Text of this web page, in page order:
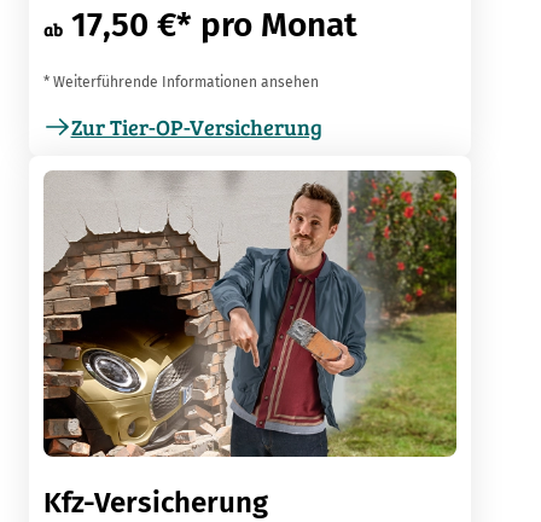
ab 17,50 €* pro Monat
* Weiterführende Informationen ansehen
Zur Tier-OP-Versicherung
Kfz-Versicherung